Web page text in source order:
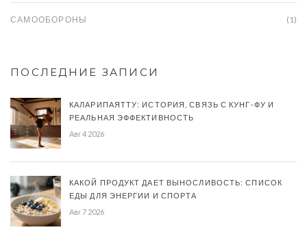
САМООБОРОНЫ (1)
ПОСЛЕДНИЕ ЗАПИСИ
КАЛАРИПАЯТТУ: ИСТОРИЯ, СВЯЗЬ С КУНГ-ФУ И
РЕАЛЬНАЯ ЭФФЕКТИВНОСТЬ
Авг 4 2026
КАКОЙ ПРОДУКТ ДАЕТ ВЫНОСЛИВОСТЬ: СПИСОК
ЕДЫ ДЛЯ ЭНЕРГИИ И СПОРТА
Авг 7 2026